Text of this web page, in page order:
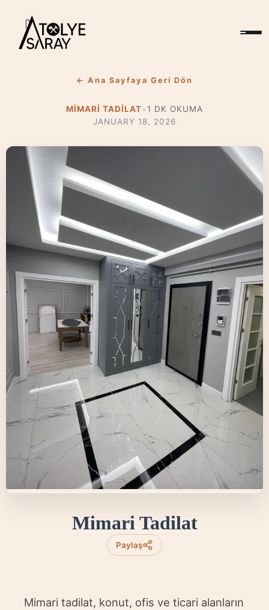
← Ana Sayfaya Geri Dön
MIMARI TADILAT•1 DK OKUMA
JANUARY 18, 2026
Mimari Tadilat
Paylaş
Mimari tadilat, konut, ofis ve ticari alanların